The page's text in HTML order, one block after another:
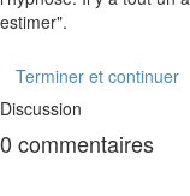
estimer".
Terminer et continuer
Discussion
0 commentaires